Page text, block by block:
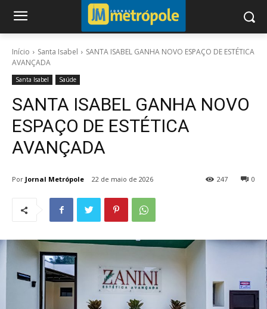
Início Santa Isabel
SANTA ISABEL GANHA NOVO ESPAÇO DE ESTÉTICA
AVANÇADA
Santa Isabel Saúde
SANTA ISABEL GANHA NOVO
ESPAÇO DE ESTÉTICA
AVANÇADA
Por Jornal Metrópole 22 de maio de 2026 0
247